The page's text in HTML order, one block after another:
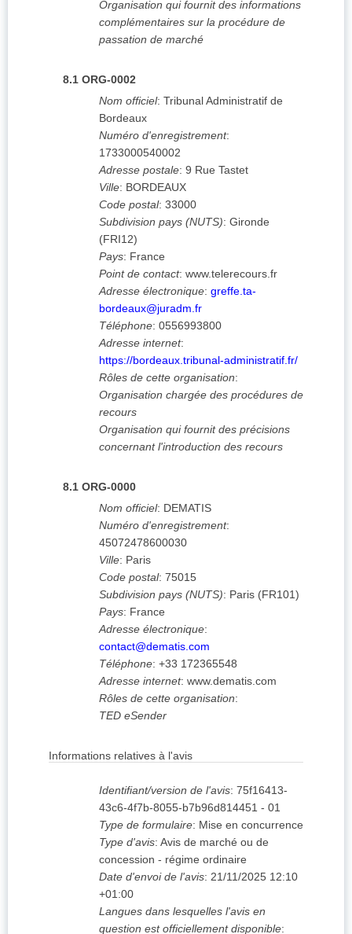
Organisation qui fournit des informations
complémentaires sur la procédure de
passation de marché
8.1 ORG-0002
Nom officiel: Tribunal Administratif de
Bordeaux
Numéro d'enregistrement:
1733000540002
Adresse postale: 9 Rue Tastet
Ville: BORDEAUX
Code postal: 33000
Subdivision pays (NUTS): Gironde
(FRI12)
Pays: France
Point de contact: www.telerecours.fr
Adresse électronique: greffe.ta-
bordeaux@juradm.fr
Téléphone: 0556993800
Adresse internet:
https://bordeaux.tribunal-administratif.fr/
Rôles de cette organisation:
Organisation chargée des procédures de
recours
Organisation qui fournit des précisions
concernant l'introduction des recours
8.1 ORG-0000
Nom officiel: DEMATIS
Numéro d'enregistrement:
45072478600030
Ville: Paris
Code postal: 75015
Subdivision pays (NUTS): Paris (FR101)
Pays: France
Adresse électronique:
contact@dematis.com
Téléphone: +33 172365548
Adresse internet: www.dematis.com
Rôles de cette organisation:
TED eSender
Informations relatives à l'avis
Identifiant/version de l'avis: 75f16413-
43c6-4f7b-8055-b7b96d814451 - 01
Type de formulaire: Mise en concurrence
Type d'avis: Avis de marché ou de
concession - régime ordinaire
Date d'envoi de l'avis: 21/11/2025 12:10
+01:00
Langues dans lesquelles l'avis en
question est officiellement disponible: